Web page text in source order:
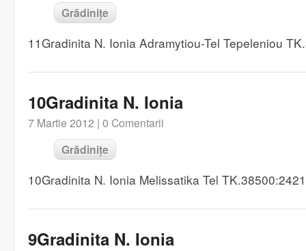
Grădinițe
11Gradinita N. Ionia Adramytiou-Tel Tepeleniou
10Gradinita N. Ionia
7 Martie 2012 | 0 Comentarii
Grădinițe
10Gradinita N. Ionia Melissatika Tel
9Gradinita N. Ionia